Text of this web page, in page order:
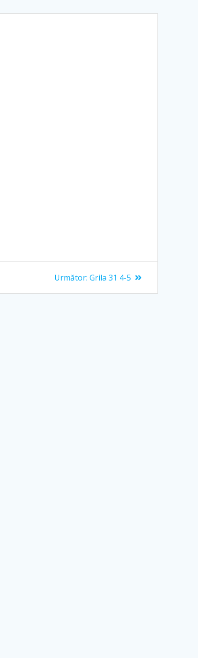
Următor: Articolul
Grila 31 4-5